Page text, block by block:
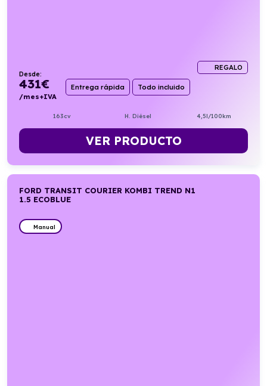
REGALO
Desde:
431€
/mes+IVA
Entrega rápida Todo incluido
163cv H. Diésel 4,5l/100km
VER PRODUCTO
FORD TRANSIT COURIER KOMBI TREND N1
1.5 ECOBLUE
Manual